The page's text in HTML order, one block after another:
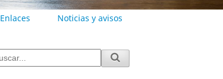
Enlaces Noticias y avisos